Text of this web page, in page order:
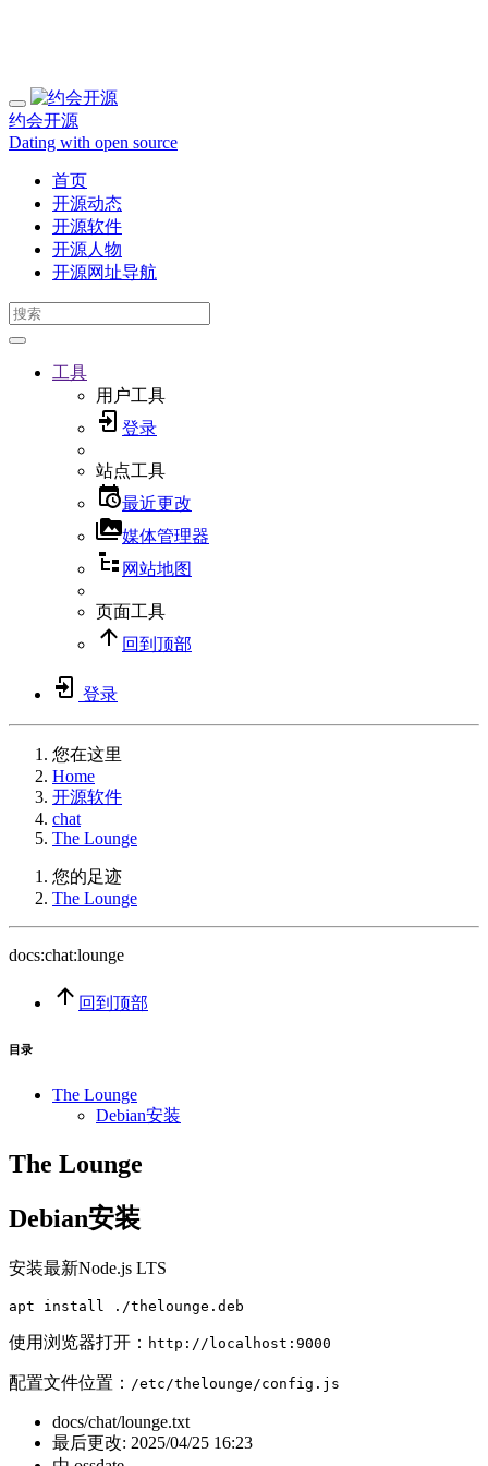
约会开源
Dating with open source
首页
开源动态
开源软件
开源人物
开源网址导航
工具
用户工具
登录
站点工具
最近更改
媒体管理器
网站地图
页面工具
回到顶部
登录
您在这里
Home
开源软件
chat
The Lounge
您的足迹
The Lounge
docs:chat:lounge
回到顶部
目录
The Lounge
Debian安装
The Lounge
Debian安装
安装最新Node.js LTS
apt install . /thelounge.deb
使用浏览器打开： http://localhost:9000
配置文件位置： /etc/thelounge/config.js
docs/chat/lounge.txt
最后更改: 2025/04/25 16:23